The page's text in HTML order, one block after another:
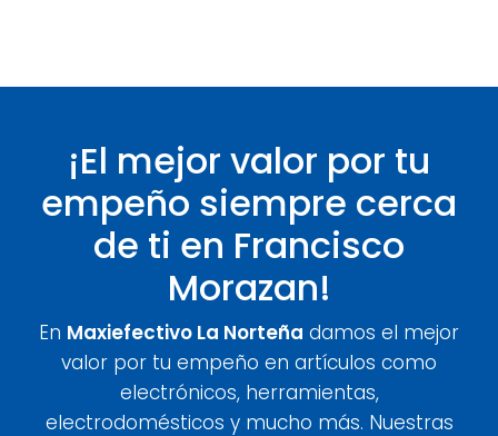
¡El mejor valor por tu
empeño siempre cerca
de ti en Francisco
Morazan!
En Maxiefectivo La Norteña damos el mejor
valor por tu empeño en artículos como
electrónicos, herramientas,
electrodomésticos y mucho más. Nuestras